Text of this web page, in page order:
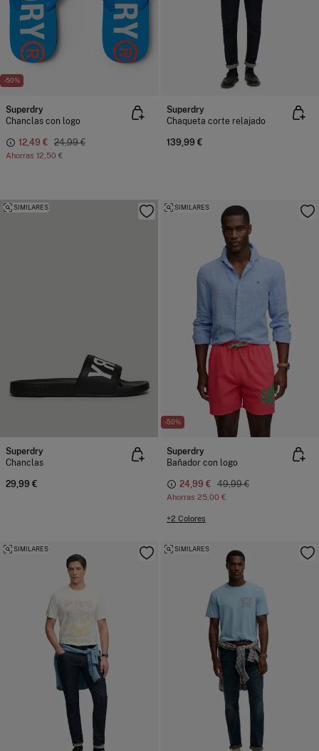
-50%
Superdry
Chanclas con logo
12,49 € 24,99 €
Ahorras 12,50 €
Superdry
Chaqueta corte relajado
139,99 €
SIMILARES
Superdry
Chanclas
29,99 €
-50%
SIMILARES
Superdry
Bañador con logo
24,99 € 49,99 €
Ahorras 25,00 €
+2 Colores
SIMILARES SIMILARES